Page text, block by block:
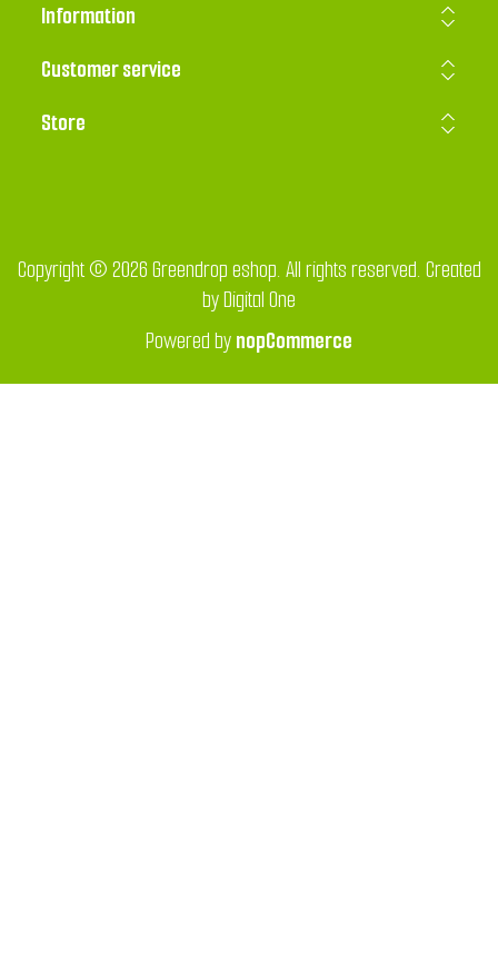
Information
Customer service
Store
Copyright © 2026 Greendrop eshop. All rights reserved. Created
byDigital One
Powered bynopCommerce